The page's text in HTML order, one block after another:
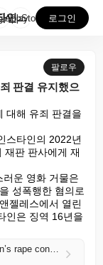
캘리포니아 항소 법원, 웨인스타인 강간 유죄 판결 유지...
AppStore 로그인
팔로우
판결 유지했으
대해 유죄 판결을
스타인의 2022년
재판 판사에게 재
운 영화 거물은
성폭행한 혐의로
젤레스에서 열린
인은 징역 16년을
California appeals court upholds Weinstein’s rape conviction but orders resentencing